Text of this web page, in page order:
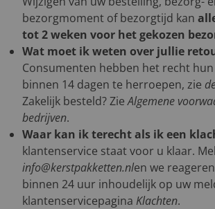
bezorgmoment of bezorgtijd kan
tot 2 weken voor het gekozen
Wat moet ik weten over jullie
Consumenten hebben het recht
binnen 14 dagen te herroepen, zie
Zakelijk besteld? ZieAlgemene
bedrijven.
Waar kan ik terecht als ik een
klantenservice staat voor u klaar.
info@kerstpakketten.nlen we
binnen 24 uur inhoudelijk op uw
klantenservicepagina Klachten.